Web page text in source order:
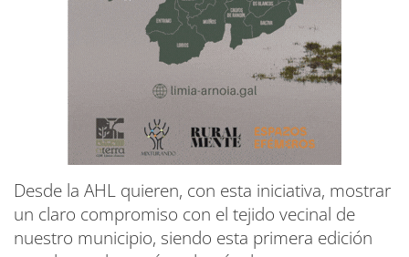
Desde la AHL quieren, con esta iniciativa, mostrar
un claro compromiso con el tejido vecinal de
nuestro municipio, siendo esta primera edición